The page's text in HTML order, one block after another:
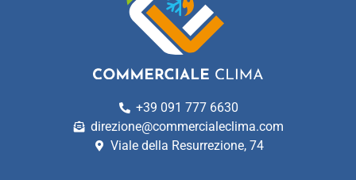
+39 091 777 6630
direzione@commercialeclima.com
Viale della Resurrezione, 74